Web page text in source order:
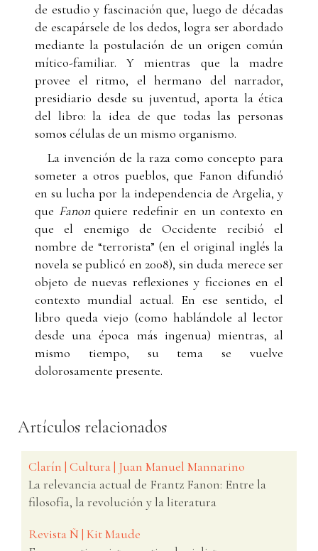
de estudio y fascinación que, luego de décadas
de escapársele de los dedos, logra ser abordado
mediante la postulación de un origen común
mítico-familiar. Y mientras que la madre
provee el ritmo, el hermano del narrador,
presidiario desde su juventud, aporta la ética
del libro: la idea de que todas las personas
somos células de un mismo organismo.
La invención de la raza como concepto para
someter a otros pueblos, que Fanon difundió
en su lucha por la independencia de Argelia, y
que Fanonquiere redefinir en un contexto en
que el enemigo de Occidente recibió el
nombre de “terrorista” (en el original inglés la
novela se publicó en 2008), sin duda merece ser
objeto de nuevas reflexiones y ficciones en el
contexto mundial actual. En ese sentido, el
libro queda viejo (como hablándole al lector
desde una época más ingenua) mientras, al
mismo tiempo, su tema se vuelve
dolorosamente presente.
Artículos relacionados
Clarín | Cultura | Juan Manuel Mannarino
La relevancia actual de Frantz Fanon: Entre la
filosofía, la revolución y la literatura
Revista Ñ | Kit Maude